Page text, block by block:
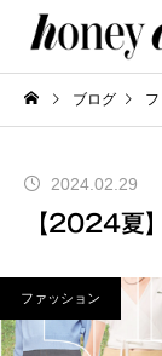
ブログ
2024.02.29
【2024夏
ファッション